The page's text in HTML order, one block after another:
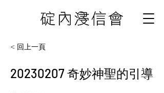
< 回上一頁
20230207 奇妙神聖的引導